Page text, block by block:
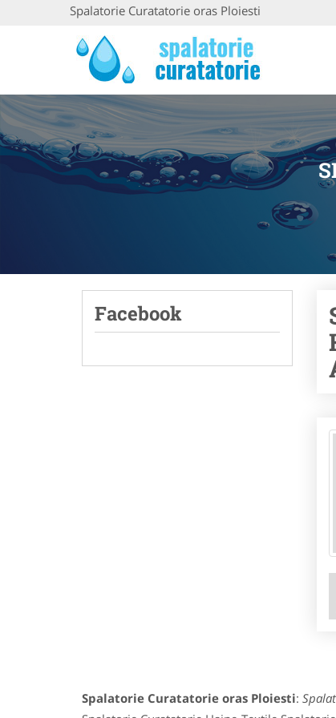
Spalatorie Curatatorie oras Ploiesti
Facebook
Spalatorie Curatatorie oras Ploiesti: